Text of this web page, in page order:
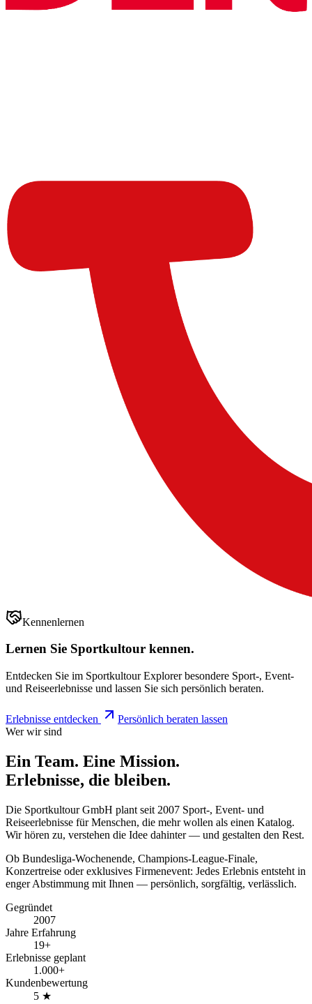
Kennenlernen
Lernen Sie Sportkultour kennen.
Entdecken Sie im Sportkultour Explorer besondere Sport-, Event-
und Reiseerlebnisse und lassen Sie sich persönlich beraten.
Erlebnisse entdecken
Persönlich beraten lassen
Wer wir sind
Ein Team. Eine Mission.
Erlebnisse, die bleiben.
Die Sportkultour GmbH plant seit 2007 Sport-, Event- und
Reiseerlebnisse für Menschen, die mehr wollen als einen Katalog.
Wir hören zu, verstehen die Idee dahinter — und gestalten den Rest.
Ob Bundesliga-Wochenende, Champions-League-Finale,
Konzertreise oder exklusives Firmenevent: Jedes Erlebnis entsteht in
enger Abstimmung mit Ihnen — persönlich, sorgfältig, verlässlich.
Gegründet
2007
Jahre Erfahrung
19+
Erlebnisse geplant
1.000+
Kundenbewertung
5 ★